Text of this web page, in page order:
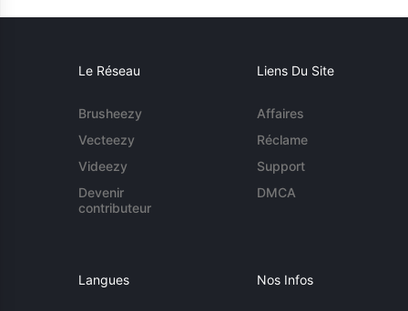
Le Réseau
Brusheezy
Vecteezy
Videezy
Devenir
contributeur
Liens Du Site
Affaires
Réclame
Support
DMCA
Langues Nos Infos